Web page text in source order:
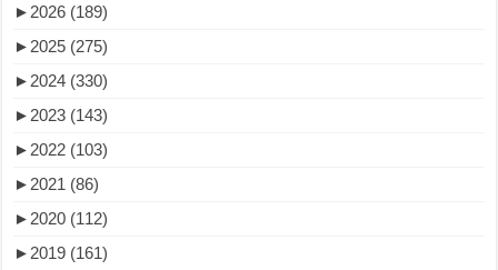
► 2026 (189)
► 2025 (275)
► 2024 (330)
► 2023 (143)
► 2022 (103)
► 2021 (86)
► 2020 (112)
► 2019 (161)